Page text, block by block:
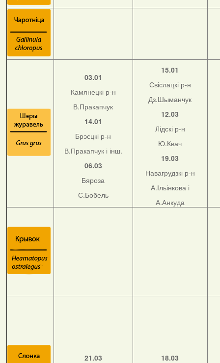
03.01
Камянецкі р-н
В.Пракапчук
14.01
Брэсцкі р-н
В.Пракапчук і інш.
06.03
Бяроза
С.Бобель
15.01
Свіслацкі р-н
Дз.Шыманчук
12.03
Лідскі р-н
Ю.Квач
19.03
Навагрудзкі р-н
А.Ільінкова і
А.Анкуда
21.03
18.03